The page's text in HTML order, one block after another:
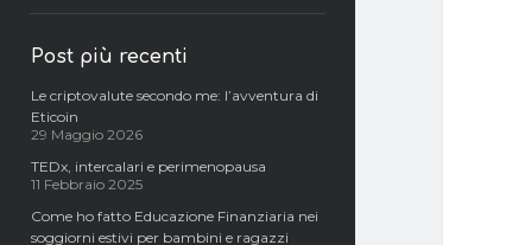
Post più recenti
Le criptovalute secondo me: l’avventura di
Eticoin
29 Maggio 2026
TEDx, intercalari e perimenopausa
11 Febbraio 2025
Come ho fatto Educazione Finanziaria nei
soggiorni estivi per bambini e ragazzi